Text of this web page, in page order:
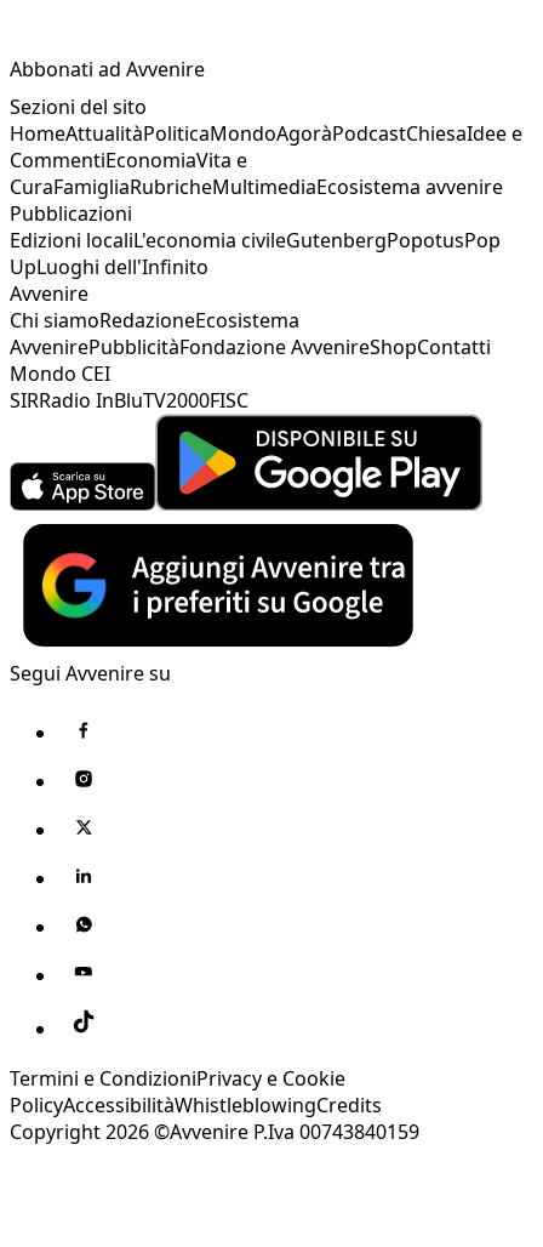
Abbonati ad Avvenire
Sezioni del sito
HomeAttualitàPoliticaMondoAgoràPodcastChiesaIdee e
CommentiEconomiaVita e
CuraFamigliaRubricheMultimediaEcosistema avvenire
Pubblicazioni
Edizioni localiL'economia civileGutenbergPopotusPop
UpLuoghi dell'Infinito
Avvenire
Chi siamoRedazioneEcosistema
AvvenirePubblicitàFondazione AvvenireShopContatti
Mondo CEI
SIRRadio InBluTV2000FISC
Segui Avvenire su
Termini e CondizioniPrivacy e Cookie
PolicyAccessibilitàWhistleblowingCredits
Copyright 2026 ©Avvenire P.Iva 00743840159